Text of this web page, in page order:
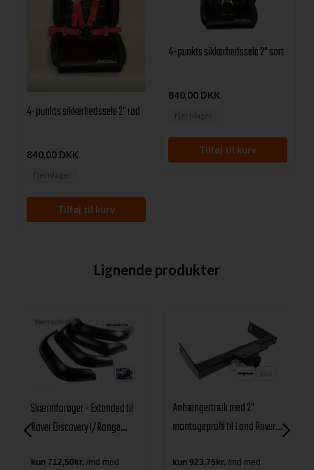
4-punkts sikkerhedssele 2" rød
840,00 DKK
Fjernlager
4-punkts sikkerhedssele 2" sort
840,00 DKK
Fjernlager
Lignende produkter
Skærmforøger - Extended til
Rover Discovery I/Range
Anhængertræk med 2"
montageprofil til Land Rover